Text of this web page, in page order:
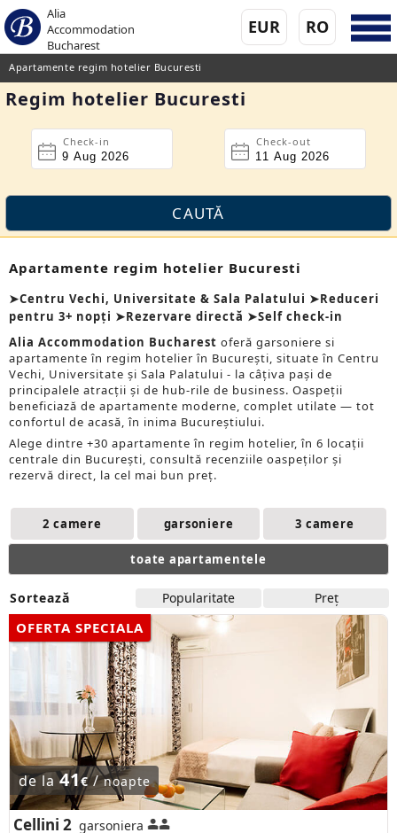
Alia
Accommodation
Bucharest
RO
EUR
Apartamente regim hotelier Bucuresti
Regim hotelier Bucuresti
Check-in Check-out
Apartamente regim hotelier Bucuresti
➤Centru Vechi, Universitate & Sala Palatului ➤Reduceri
pentru 3+ nopți ➤Rezervare directă ➤Self check-in
Alia Accommodation Bucharest oferă garsoniere si
apartamente în regim hotelier în București, situate în Centru
Vechi, Universitate și Sala Palatului - la câțiva pași de
principalele atracții și de hub-rile de business. Oaspeții
beneficiază de apartamente moderne, complet utilate — tot
confortul de acasă, în inima Bucureștiului.
Alege dintre +30 apartamente în regim hotelier, în 6 locații
centrale din București, consultă recenziile oaspeților și
rezervă direct, la cel mai bun preț.
2 camere garsoniere 3 camere
toate apartamentele
Sortează Popularitate Preţ
OFERTA SPECIALA
de la41€/noapte
Cellini 2 garsoniera